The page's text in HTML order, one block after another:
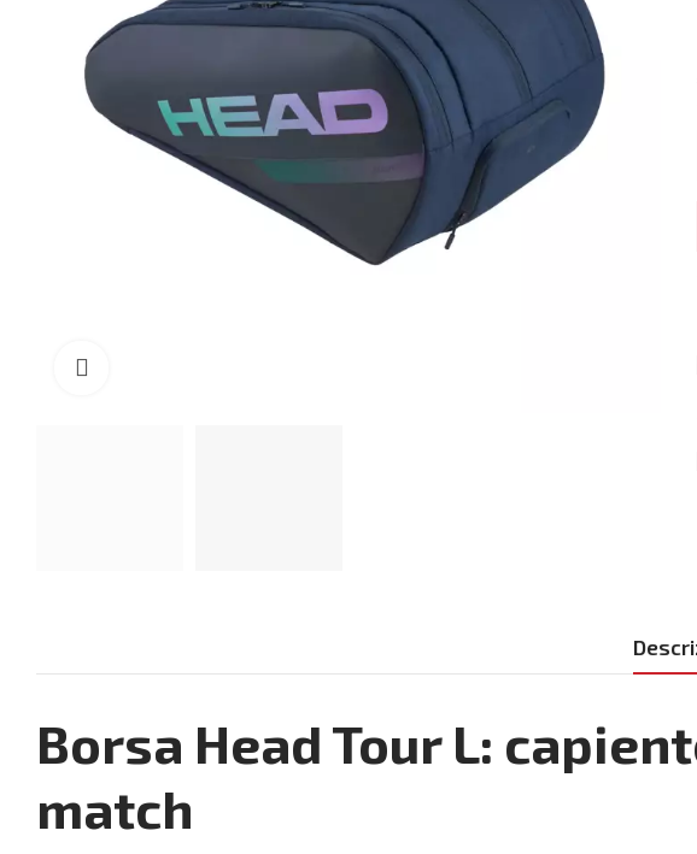
Borsa Head Tour L:
match